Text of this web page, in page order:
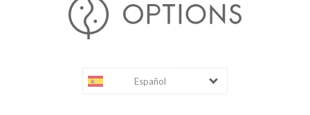
Español